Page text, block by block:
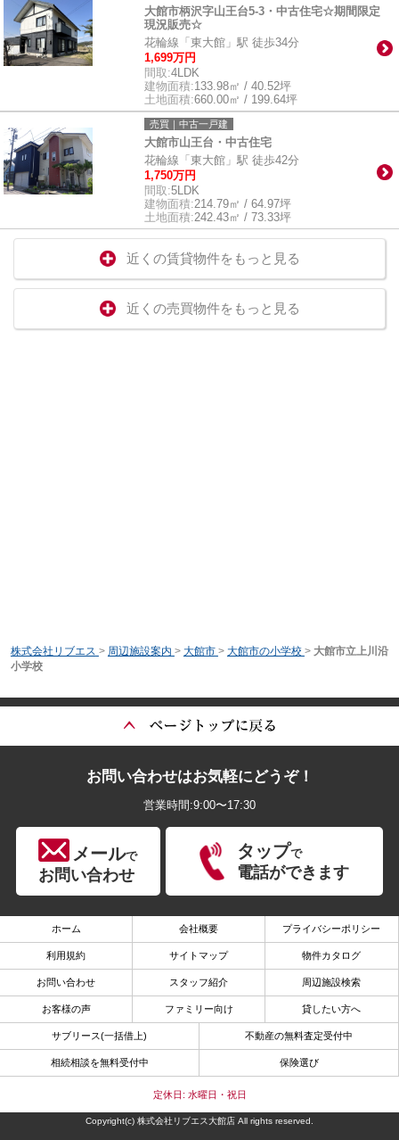
大館市柄沢字山王台5-3・中古住宅☆期間限定
現況販売☆
花輪線「東大館」駅 徒歩34分
1,699万円
間取:4LDK
建物面積:133.98㎡ / 40.52坪
土地面積:660.00㎡ / 199.64坪
売買｜中古一戸建
大館市山王台・中古住宅
花輪線「東大館」駅 徒歩42分
1,750万円
間取:5LDK
建物面積:214.79㎡ / 64.97坪
土地面積:242.43㎡ / 73.33坪
近くの賃貸物件をもっと見る
近くの売買物件をもっと見る
株式会社リブエス > 周辺施設案内 > 大館市 > 大館市の小学校 > 大館市立上川沿
小学校
お問い合わせはお気軽にどうぞ！
営業時間:9:00〜17:30
メールで
お問い合わせ
タップで
電話ができます
ホーム 会社概要 プライバシーポリシー
利用規約 サイトマップ 物件カタログ
お問い合わせ スタッフ紹介 周辺施設検索
お客様の声 ファミリー向け 貸したい方へ
サブリース(一括借上) 不動産の無料査定受付中
相続相談を無料受付中 保険選び
定休日: 水曜日・祝日
Copyright(c) 株式会社リブエス大館店 All rights reserved.